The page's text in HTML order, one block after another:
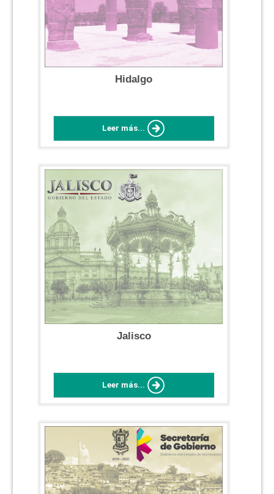
Hidalgo
Leer más...
Jalisco
Leer más...